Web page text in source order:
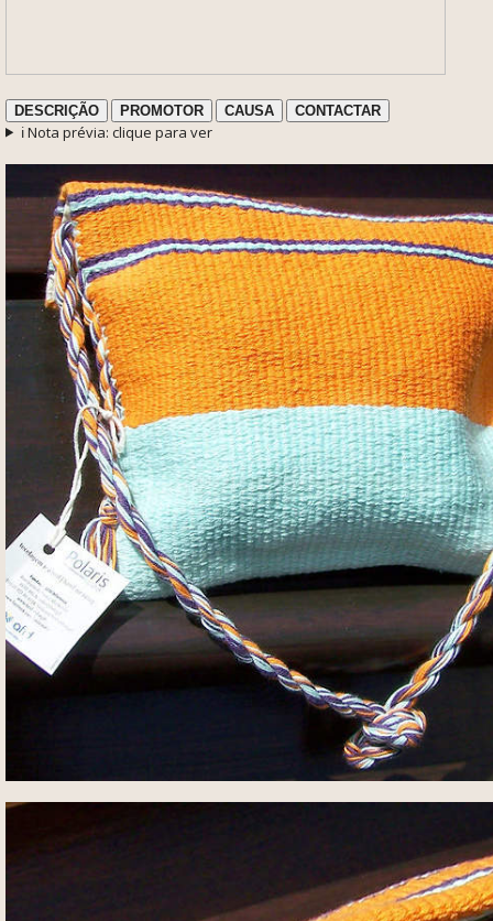
DESCRIÇÃO PROMOTOR CAUSA CONTACTAR
ℹ️ Nota prévia: clique para ver